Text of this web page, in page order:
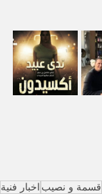
اخبار فنية قسمة و نصيب